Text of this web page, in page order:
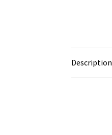
Description